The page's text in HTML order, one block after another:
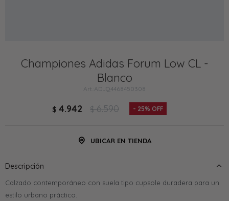
Championes Adidas Forum Low CL -
Blanco
ADJQ4468450308
$ 4.942 $ 6.590 25
UBICAR EN TIENDA
Descripción
Calzado contemporáneo con suela tipo cupsole duradera para un
estilo urbano práctico.